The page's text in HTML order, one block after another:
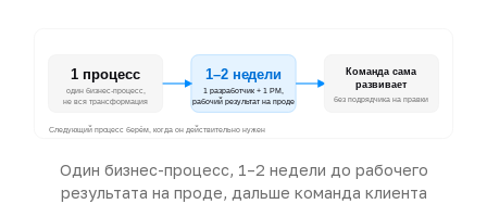
1 процесс
один бизнес-процесс,
не вся трансформация
1–2 недели
1 разработчик + 1 PM,
рабочий результат на проде
Команда сама
развивает
без подрядчика на правки
Следующий процесс берём, когда он действительно нужен
Один бизнес-процесс, 1–2 недели до рабочего
результата на проде, дальше команда клиента